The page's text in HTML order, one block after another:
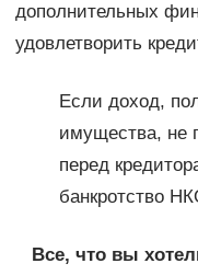
дополнительных
удовлетворить
Если доход,
имущества, не
перед
банкротство
Все, что вы